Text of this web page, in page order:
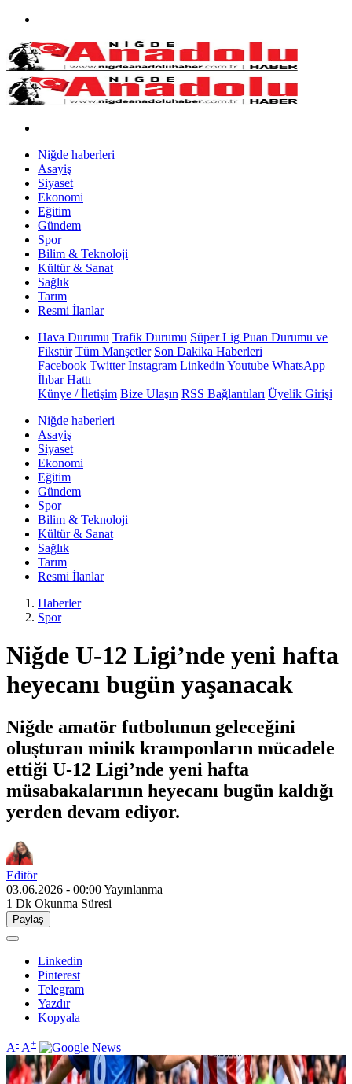
Niğde haberleri
Asayiş
Siyaset
Ekonomi
Eğitim
Gündem
Spor
Bilim & Teknoloji
Kültür & Sanat
Sağlık
Tarım
Resmi İlanlar
Hava Durumu Trafik Durumu Süper Lig Puan Durumu ve
Fikstür Tüm Manşetler Son Dakika Haberleri
Facebook Twitter Instagram Linkedin Youtube WhatsApp
İhbar Hattı
Künye / İletişim Bize Ulaşın RSS Bağlantıları Üyelik Girişi
Niğde haberleri
Asayiş
Siyaset
Ekonomi
Eğitim
Gündem
Spor
Bilim & Teknoloji
Kültür & Sanat
Sağlık
Tarım
Resmi İlanlar
Haberler
Spor
Niğde U-12 Ligi’nde yeni hafta
heyecanı bugün yaşanacak
Niğde amatör futbolunun geleceğini
oluşturan minik kramponların mücadele
ettiği U-12 Ligi’nde yeni hafta
müsabakalarının heyecanı bugün kaldığı
yerden devam ediyor.
Editör
03.06.2026 - 00:00Yayınlanma
1 Dk Okunma Süresi
Paylaş
Linkedin
Pinterest
Telegram
Yazdır
Kopyala
A- A+